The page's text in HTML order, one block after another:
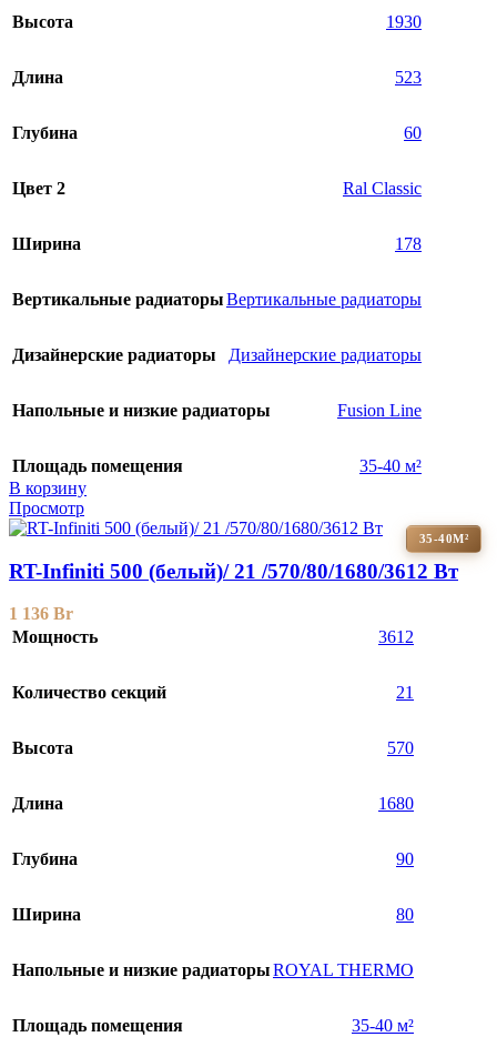
Высота 1930
Длина 523
Глубина 60
Цвет 2 Ral Classic
Ширина 178
Вертикальные радиаторыВертикальные радиаторы
Дизайнерские радиаторы Дизайнерские радиаторы
Напольные и низкие радиаторы Fusion Line
Площадь помещения
35-40 м²
В корзину
Просмотр
35-40М²
RT-Infiniti 500 (белый)/ 21 /570/80/1680/3612 Вт
1 136 Br
Мощность
3612
Количество секций 21
Высота 570
Длина 1680
Глубина 90
Ширина 80
Напольные и низкие радиаторыROYAL THERMO
Площадь помещения
35-40 м²